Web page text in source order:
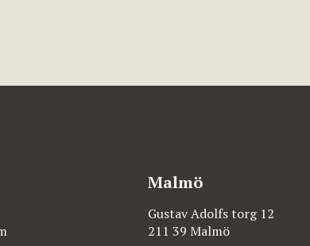
Malmö
Gustav Adolfs torg 12
211 39 Malmö